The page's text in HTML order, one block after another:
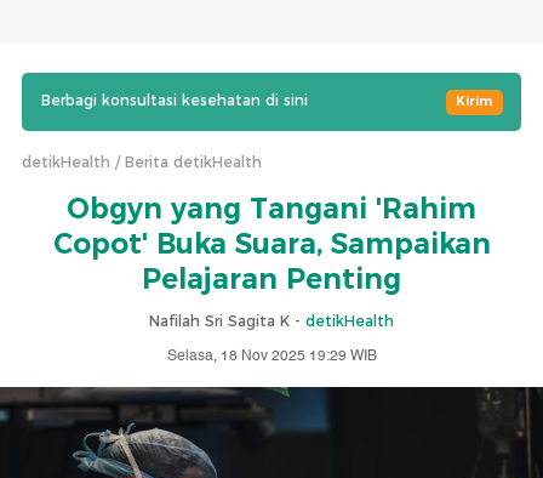
Berbagi konsultasi kesehatan di sini Kirim
detikHealth Berita detikHealth
Obgyn yang Tangani 'Rahim
Copot' Buka Suara, Sampaikan
Pelajaran Penting
Nafilah Sri Sagita K - detikHealth
Selasa, 18 Nov 2025 19:29 WIB